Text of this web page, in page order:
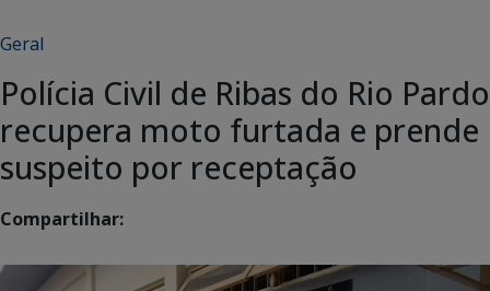
Geral
Polícia Civil de Ribas do Rio Pardo
recupera moto furtada e prende
suspeito por receptação
Compartilhar: